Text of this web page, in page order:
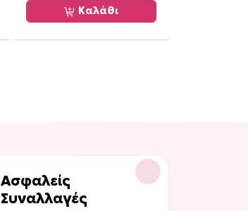
Καλάθι
Ασφαλείς
Συναλλαγές